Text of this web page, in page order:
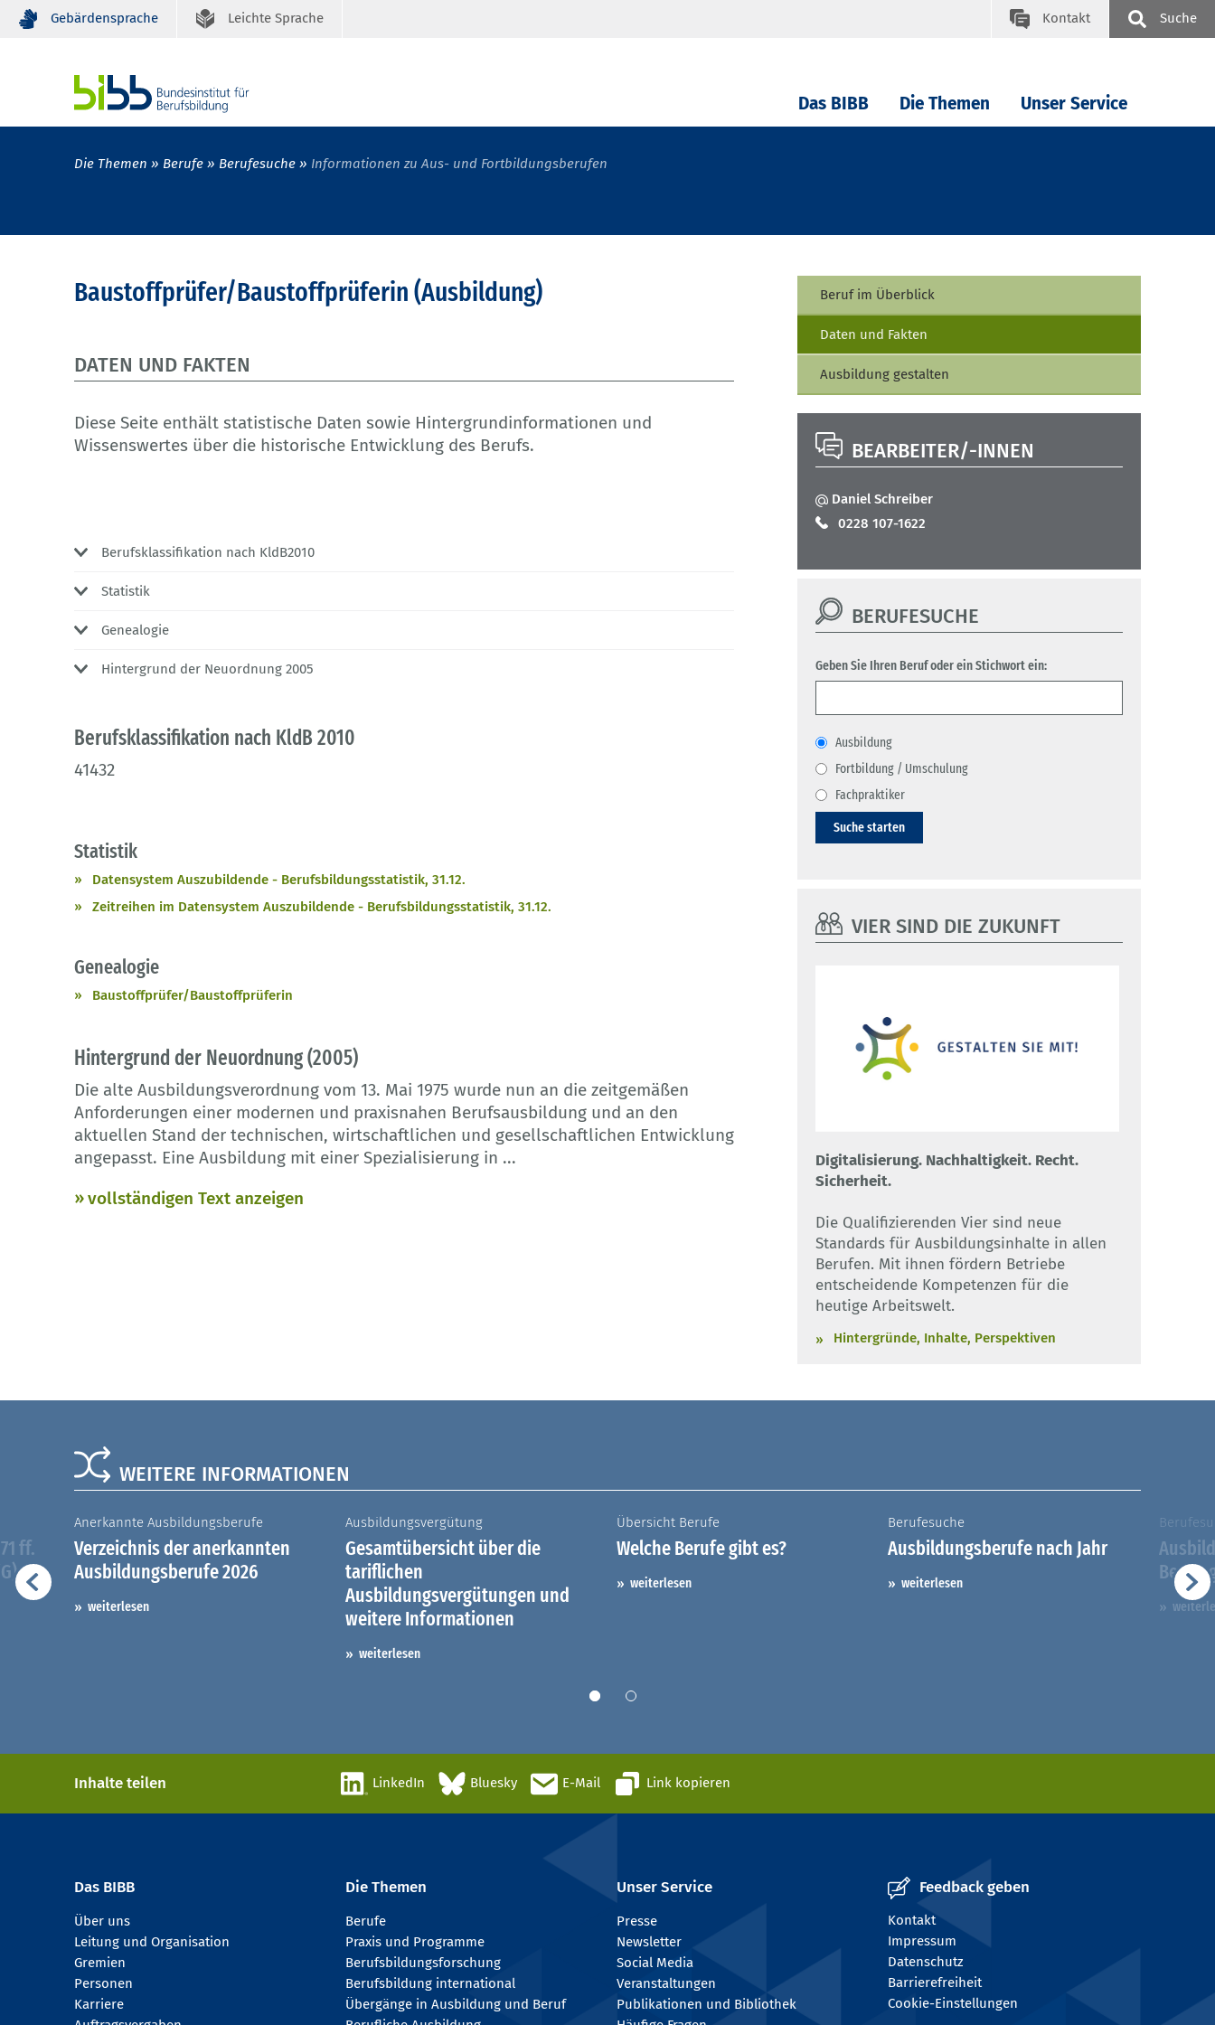
Gebärdensprache Leichte Sprache Kontakt Suche
Das BIBB Die Themen Unser Service
Die Themen Berufe Berufesuche Informationen zu Aus- und Fortbildungsberufen
Baustoffprüfer/Baustoffprüferin (Ausbildung)
DATEN UND FAKTEN
Diese Seite enthält statistische Daten sowie Hintergrundinformationen und
Wissenswertes über die historische Entwicklung des Berufs.
Berufsklassifikation nach KldB2010
Statistik
Genealogie
Hintergrund der Neuordnung 2005
Berufsklassifikation nach KldB 2010
41432
Statistik
Datensystem Auszubildende - Berufsbildungsstatistik, 31.12.
Zeitreihen im Datensystem Auszubildende - Berufsbildungsstatistik, 31.12.
Genealogie
Baustoffprüfer/Baustoffprüferin
Hintergrund der Neuordnung (2005)
Die alte Ausbildungsverordnung vom 13. Mai 1975 wurde nun an die zeitgemäßen
Anforderungen einer modernen und praxisnahen Berufsausbildung und an den
aktuellen Stand der technischen, wirtschaftlichen und gesellschaftlichen Entwicklung
angepasst. Eine Ausbildung mit einer Spezialisierung in ...
vollständigen Text anzeigen
Beruf im Überblick
Daten und Fakten
Ausbildung gestalten
BEARBEITER/-INNEN
Daniel Schreiber
0228 107-1622
BERUFESUCHE
Geben Sie Ihren Beruf oder ein Stichwort ein:
Ausbildung
Fortbildung / Umschulung
Fachpraktiker
Suche starten
VIER SIND DIE ZUKUNFT
Digitalisierung. Nachhaltigkeit. Recht.
Sicherheit.
Die Qualifizierenden Vier sind neue
Standards für Ausbildungsinhalte in allen
Berufen. Mit ihnen fördern Betriebe
entscheidende Kompetenzen für die
heutige Arbeitswelt.
Hintergründe, Inhalte, Perspektiven
WEITERE INFORMATIONEN
ff.
Anerkannte Ausbildungsberufe
Verzeichnis der anerkannten
Ausbildungsberufe 2026
weiterlesen
Ausbildungsvergütung
Gesamtübersicht über die
tariflichen
Ausbildungsvergütungen und
weitere Informationen
weiterlesen
Übersicht Berufe
Welche Berufe gibt es?
weiterlesen
Berufesuche
Ausbildungsberufe nach Jahr
weiterlesen
Inhalte teilen LinkedIn Bluesky E-Mail Link kopieren
Das BIBB
Über uns
Leitung und Organisation
Gremien
Personen
Karriere
Die Themen
Berufe
Praxis und Programme
Berufsbildungsforschung
Berufsbildung international
Übergänge in Ausbildung und Beruf
Unser Service
Presse
Newsletter
Social Media
Veranstaltungen
Publikationen und Bibliothek
Feedback geben
Kontakt
Impressum
Datenschutz
Barrierefreiheit
Cookie-Einstellungen